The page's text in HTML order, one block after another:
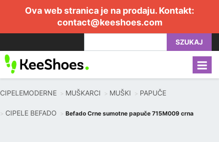
Ova web stranica je na prodaju. Kontakt:
contact@keeshoes.com
SZUKAJ
CIPELEMODERNE MUŠKARCI MUŠKI PAPUČE
CIPELE BEFADO Befado Crne sumotne papuče 715M009 crna